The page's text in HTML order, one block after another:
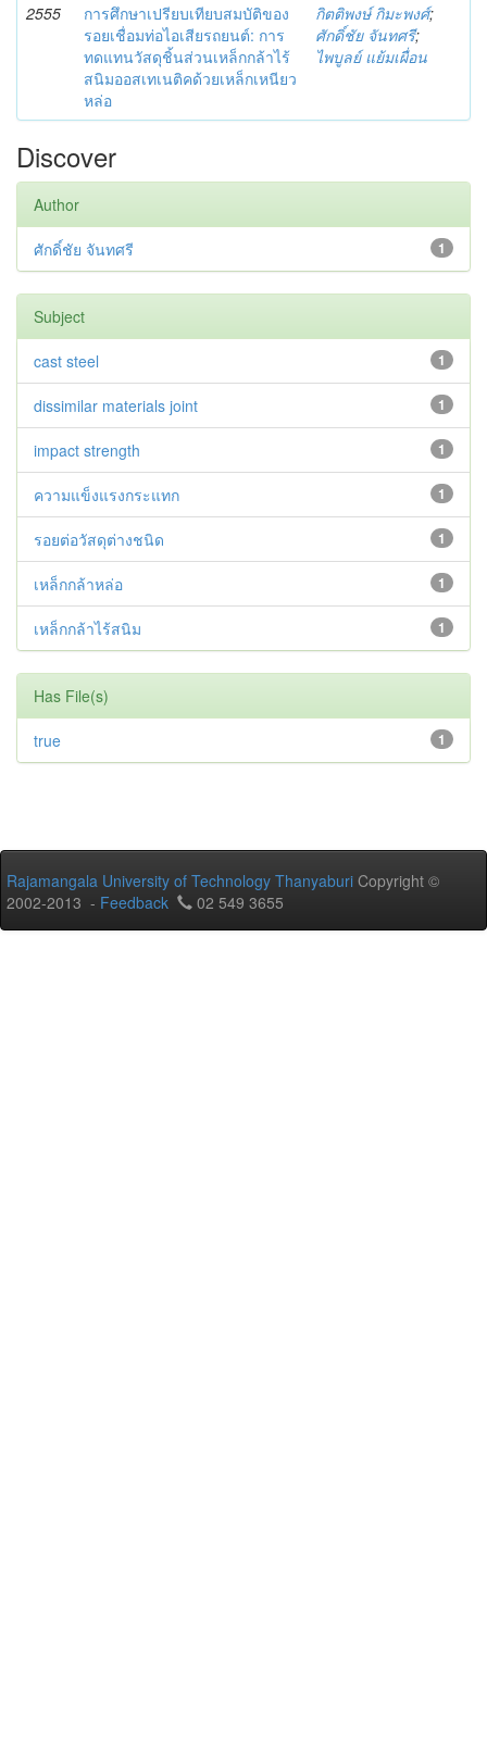
2555
การศึกษาเปรียบเทียบสมบัติของ
รอยเชื่อมท่อไอเสียรถยนต์: การ
ทดแทนวัสดุชิ้นส่วนเหล็กกล้าไร้
สนิมออสเทเนติคด้วยเหล็กเหนียว
หล่อ
กิตติพงษ์ กิมะพงศ์;
ศักดิ์ชัย จันทศรี;
ไพบูลย์ แย้มเผื่อน
Discover
Author
1
ศักดิ์ชัย จันทศรี
Subject
1
cast steel
1
dissimilar materials joint
1
impact strength
1
ความแข็งแรงกระแทก
1
รอยต่อวัสดุต่างชนิด
1
เหล็กกล้าหล่อ
1
เหล็กกล้าไร้สนิม
Has File(s)
1
true
Rajamangala University of Technology Thanyaburi Copyright ©
2002-2013 - Feedback 02 549 3655